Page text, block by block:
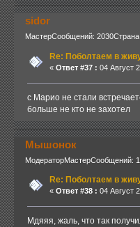
sidor
МастерСообщений: 2030Страна:
Re: Поболтаем в
« Ответ #37 : 04 Август
с Марио не стали
больше не кто не захотел
Мышонок
МодераторМастерСообщений:
Re: Поболтаем в
« Ответ #38 : 04 Август
Мдяяя, жаль, что так